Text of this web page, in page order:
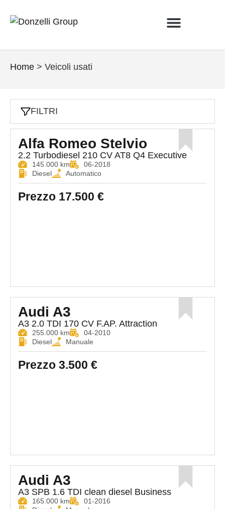
Home > Veicoli usati
FILTRI
Alfa Romeo Stelvio
2.2 Turbodiesel 210 CV AT8 Q4 Executive
145.000 km
06-2018
Diesel
Automatico
Prezzo 17.500 €
Audi A3
A3 2.0 TDI 170 CV F.AP. Attraction
255.000 km
04-2010
Diesel
Manuale
Prezzo 3.500 €
Audi A3
A3 SPB 1.6 TDI clean diesel Business
165.000 km
01-2016